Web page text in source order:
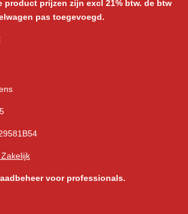
product prijzen zijn excl 21% btw. de btw
pas toegevoegd.
voor professionals.